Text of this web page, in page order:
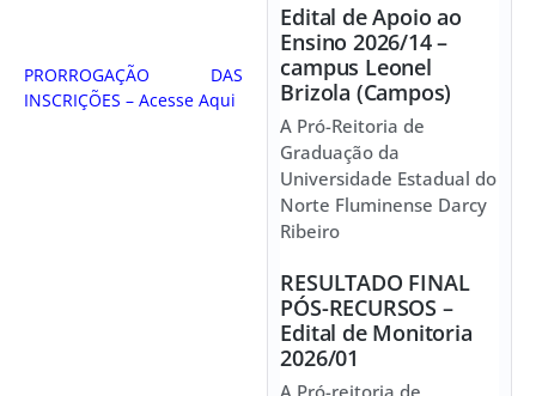
PRORROGAÇÃO DAS
INSCRIÇÕES – Acesse Aqui
Edital de Apoio ao
Ensino 2026/14 –
campus Leonel
Brizola (Campos)
A Pró-Reitoria de
Graduação da
Universidade Estadual do
Norte Fluminense Darcy
Ribeiro
RESULTADO FINAL
PÓS-RECURSOS –
Edital de Monitoria
2026/01
A Pró-reitoria de